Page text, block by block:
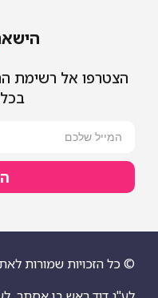
הצטרפו אל רשימת
© כל הזכויות שמורות